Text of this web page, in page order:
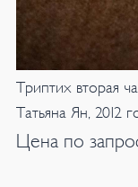
Триптих вторая
Татьяна Ян, 2012
Цена по